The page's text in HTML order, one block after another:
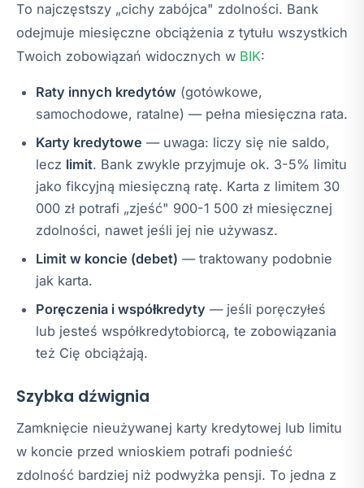
To najczęstszy „cichy zabójca" zdolności. Bank
odejmuje miesięczne obciążenia z tytułu wszystkich
Twoich zobowiązań widocznych w BIK:
Raty innych kredytów (gotówkowe,
samochodowe, ratalne) — pełna miesięczna rata.
Karty kredytowe — uwaga: liczy się nie saldo,
lecz limit. Bank zwykle przyjmuje ok. 3-5% limitu
jako fikcyjną miesięczną ratę. Karta z limitem 30
000 zł potrafi „zjeść" 900-1 500 zł miesięcznej
zdolności, nawet jeśli jej nie używasz.
Limit w koncie (debet) — traktowany podobnie
jak karta.
Poręczenia i współkredyty — jeśli poręczyłeś
lub jesteś współkredytobiorcą, te zobowiązania
też Cię obciążają.
Szybka dźwignia
Zamknięcie nieużywanej karty kredytowej lub limitu
w koncie przed wnioskiem potrafi podnieść
zdolność bardziej niż podwyżka pensji. To jedna z